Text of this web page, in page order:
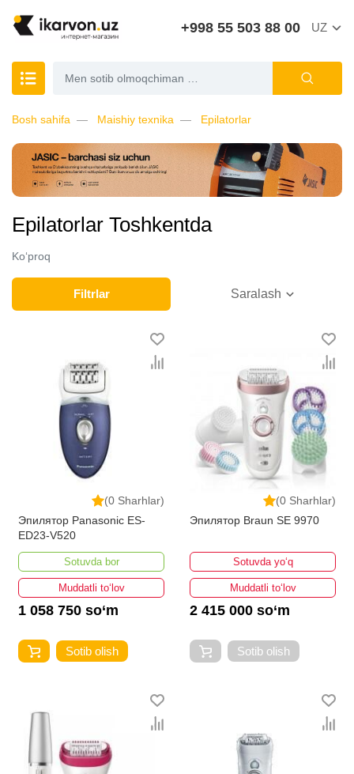
+998 55 503 88 00 UZ
Bosh sahifa Maishiy texnika Epilatorlar
Epilatorlar Toshkentda
Ko‘proq
Filtrlar Saralash
(0 Sharhlar)
Эпилятор Panasonic ES-
ED23-V520
Sotuvda bor
Muddatli to‘lov
1 058 750 so‘m
Sotib olish
(0 Sharhlar)
Эпилятор Braun SE 9970
Sotuvda yo‘q
Muddatli to‘lov
2 415 000 so‘m
Sotib olish